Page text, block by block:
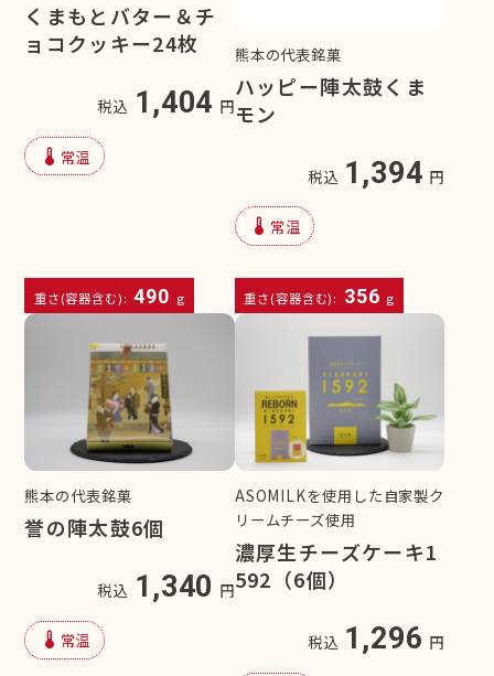
くまもとバター＆チ
ョコクッキー24枚
税込 1,404 円
device_thermostat 常温
重さ(容器含む): 490 g
熊本の代表銘菓
ハッピー陣太鼓くま
モン
税込 1,394 円
device_thermostat 常温
重さ(容器含む): 356 g
熊本の代表銘菓
誉の陣太鼓6個
税込 1,340 円
device_thermostat 常温
ASOMILKを使用した自家製ク
リームチーズ使用
濃厚生チーズケーキ1
592（6個）
税込 1,296 円